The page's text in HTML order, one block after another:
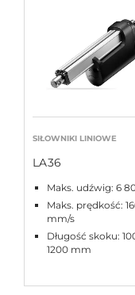
SIŁOWNIKI LINIOWE
LA36
Maks. udźwig: 6
Maks. prędkość:
mm/s
Długość skoku:
1200 mm